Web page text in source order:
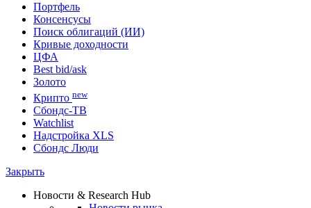
Портфель
Консенсусы
Поиск облигаций (ИИ)
Кривые доходности
ЦФА
Best bid/ask
Золото
Крипто new
Сбондс-ТВ
Watchlist
Надстройка XLS
Сбондс Люди
Закрыть
Новости & Research Hub